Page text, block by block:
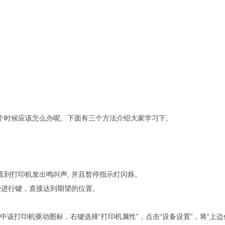
候应该怎么办呢。下面有三个方法介绍大家学习下。
印机发出鸣叫声, 并且暂停指示灯闪烁。
键，直接达到期望的位置。
机驱动图标，右键选择“打印机属性”，点击“设备设置”，将“上边优